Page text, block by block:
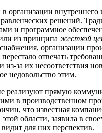
организации
решений.
и программное
из принципа жесткой
организации
отвечать
из-за их несоответствия
недовольство этим.
реализуют прямую
в производственном
что известная
области, заявила в
для них перспектив.